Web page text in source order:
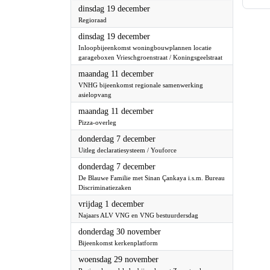
dinsdag 19 december
Regioraad
dinsdag 19 december
Inloopbijeenkomst woningbouwplannen locatie
garageboxen Vrieschgroenstraat /
Koningsgeelstraat
maandag 11 december2023
VNHG bijeenkomst regionale samenwerking
asielopvang
maandag 11 december
Pizza-overleg
donderdag 7 december2023
Uitleg declaratiesysteem / Youforce
donderdag 7 december2023
De Blauwe Familie met Sinan Çankaya i.s.m.
Bureau Discriminatiezaken
vrijdag 1 december2023
Najaars ALV VNG en VNG bestuurdersdag
donderdag 30 november
Bijeenkomst kerkenplatform